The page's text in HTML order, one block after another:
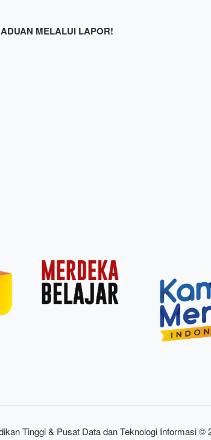
MELALUI LAPOR!
Tinggi & Pusat Data dan Teknologi Informasi ©